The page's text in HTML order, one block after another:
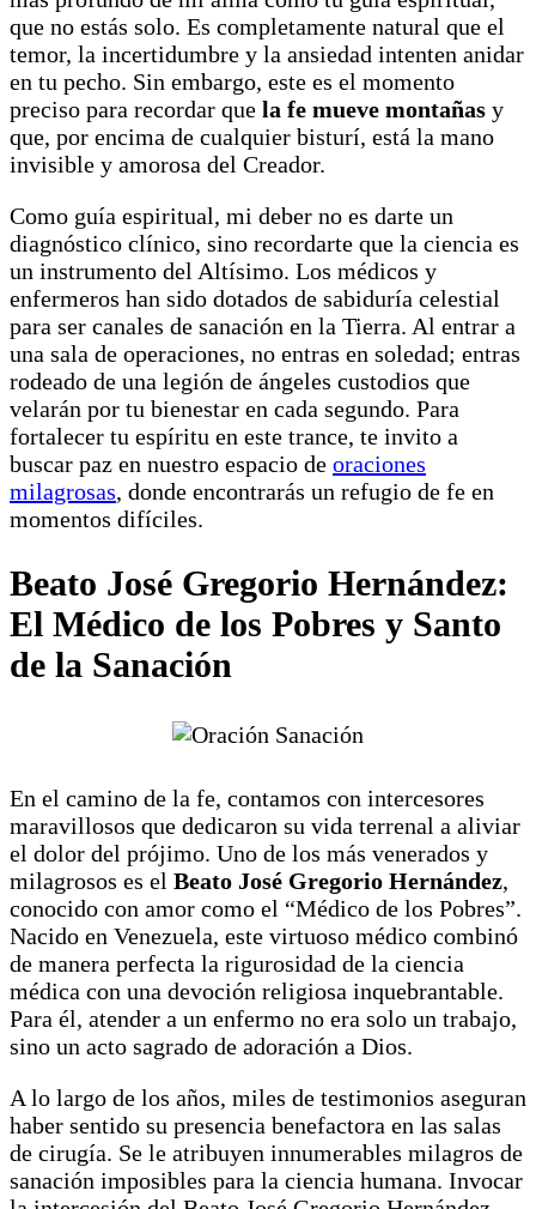
que no estás solo. Es completamente natural que el
temor, la incertidumbre y la ansiedad intenten anidar
en tu pecho. Sin embargo, este es el momento
preciso para recordar que la fe mueve montañas y
que, por encima de cualquier bisturí, está la mano
invisible y amorosa del Creador.
Como guía espiritual, mi deber no es darte un
diagnóstico clínico, sino recordarte que la ciencia es
un instrumento del Altísimo. Los médicos y
enfermeros han sido dotados de sabiduría celestial
para ser canales de sanación en la Tierra. Al entrar a
una sala de operaciones, no entras en soledad; entras
rodeado de una legión de ángeles custodios que
velarán por tu bienestar en cada segundo. Para
fortalecer tu espíritu en este trance, te invito a
buscar paz en nuestro espacio de oraciones
milagrosas, donde encontrarás un refugio de fe en
momentos difíciles.
Beato José Gregorio Hernández:
El Médico de los Pobres y Santo
de la Sanación
En el camino de la fe, contamos con intercesores
maravillosos que dedicaron su vida terrenal a aliviar
el dolor del prójimo. Uno de los más venerados y
milagrosos es el Beato José Gregorio Hernández,
conocido con amor como el “Médico de los Pobres”.
Nacido en Venezuela, este virtuoso médico combinó
de manera perfecta la rigurosidad de la ciencia
médica con una devoción religiosa inquebrantable.
Para él, atender a un enfermo no era solo un trabajo,
sino un acto sagrado de adoración a Dios.
A lo largo de los años, miles de testimonios aseguran
haber sentido su presencia benefactora en las salas
de cirugía. Se le atribuyen innumerables milagros de
sanación imposibles para la ciencia humana. Invocar